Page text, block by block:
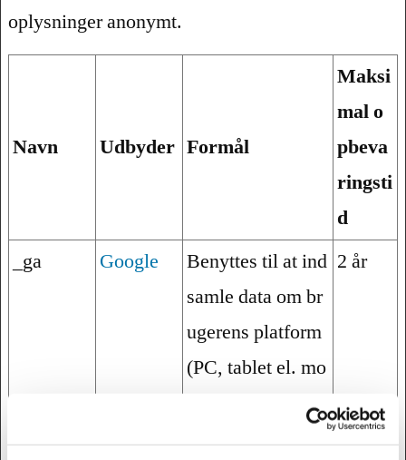
oplysninger anonymt.
Navn Udbyder Formål
Maksi
mal o
pbeva
ringsti
d
_ga
Google
Benyttes til at ind
samle data om br
ugerens platform
(PC, tablet el. mo
bil) og præferenc
er - Disse data be
2 år